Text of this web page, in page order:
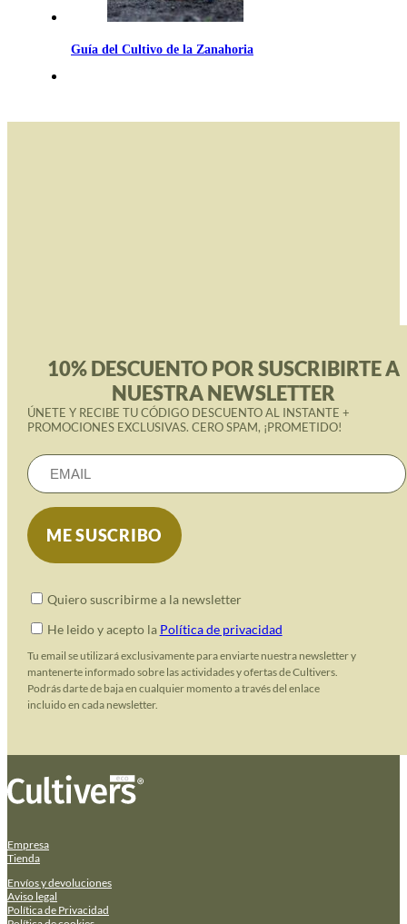
Guía del Cultivo de la Zanahoria
10% DESCUENTO POR SUSCRIBIRTE A
NUESTRA NEWSLETTER
ÚNETE Y RECIBE TU CÓDIGO DESCUENTO AL INSTANTE +
PROMOCIONES EXCLUSIVAS. CERO SPAM, ¡PROMETIDO!
Quiero suscribirme a la newsletter
He leido y acepto la Política de privacidad
Tu email se utilizará exclusivamente para enviarte nuestra newsletter y
mantenerte informado sobre las actividades y ofertas de Cultivers.
Podrás darte de baja en cualquier momento a través del enlace
incluido en cada newsletter.
Empresa
Tienda
Envíos y devoluciones
Aviso legal
Política de Privacidad